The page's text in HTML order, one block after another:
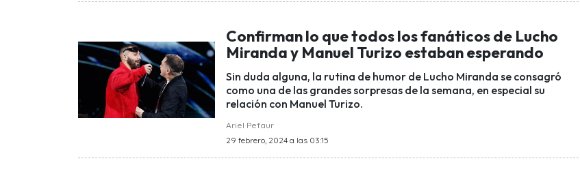
Confirman lo que todos los fanáticos de Lucho
Miranda y Manuel Turizo estaban esperando
Sin duda alguna, la rutina de humor de Lucho Miranda se consagró
como una de las grandes sorpresas de la semana, en especial su
relación con Manuel Turizo.
Ariel Pefaur
29 febrero, 2024 a las 03:15